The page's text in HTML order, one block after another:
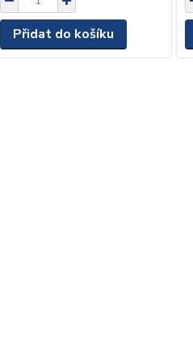
Přidat do košíku